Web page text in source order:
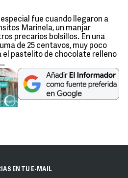
fue cuando llegaron a
Marinela, un manjar
precarios bolsillos. En una
de 25 centavos, muy poco
el pastelito de chocolate relleno
EN TU E-MAIL